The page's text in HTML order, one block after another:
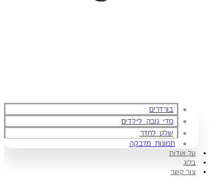
בורדרים
מדי גובה לילדים
שלט לחדר
תמונות מדבקה
על אודות
בלוג
צור קשר